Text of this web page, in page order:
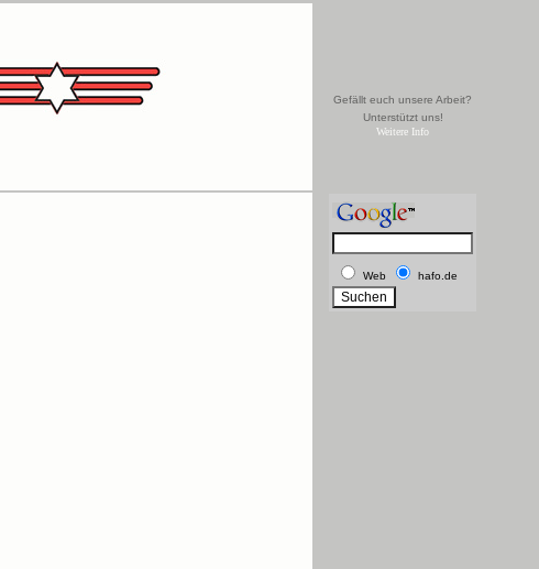
Gefällt euch unsere Arbeit?
Unterstützt uns!
Weitere Info
Web hafo.de